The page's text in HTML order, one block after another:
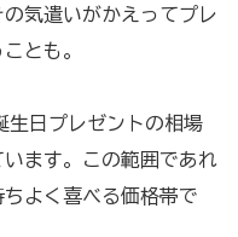
気遣いがかえってプレ
とも。
生日プレゼントの相場
ます。この範囲であれ
よく喜べる価格帯で